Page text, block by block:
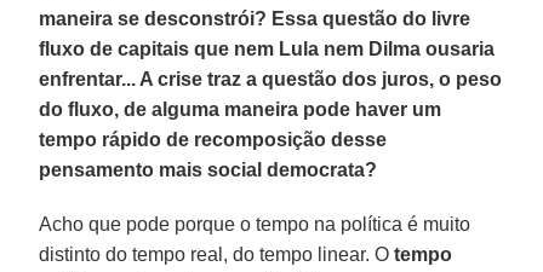
maneira se desconstrói? Essa questão do livre
fluxo de capitais que nem Lula nem Dilma ousaria
enfrentar... A crise traz a questão dos juros, o peso
do fluxo, de alguma maneira pode haver um
tempo rápido de recomposição desse
pensamento mais social democrata?
Acho que pode porque o tempo na política é muito
distinto do tempo real, do tempo linear. Otempo